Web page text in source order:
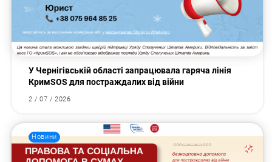
У Чернігівській області запрацювала гаряча лінія
КримSOS для постраждалих від війни
2 / 07 / 2026
Новини